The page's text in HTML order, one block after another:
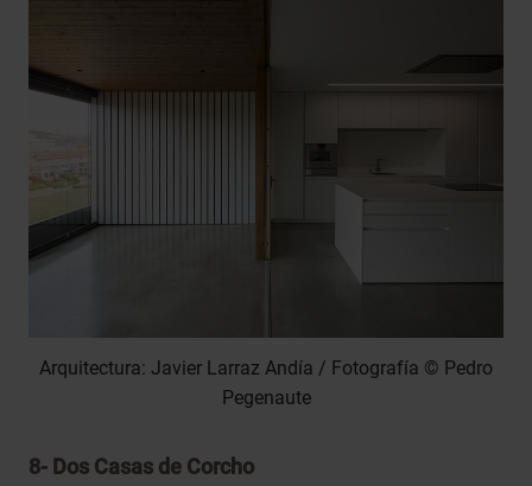
Arquitectura: Javier Larraz Andía / Fotografía © Pedro
Pegenaute
8- Dos Casas de Corcho